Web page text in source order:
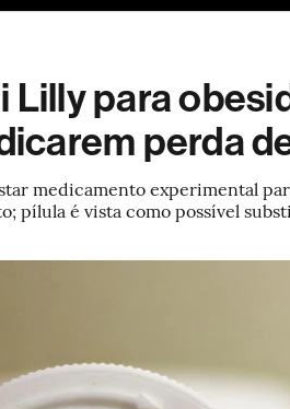
Lilly para
perda
medicamento experimental
pílula é vista como possível